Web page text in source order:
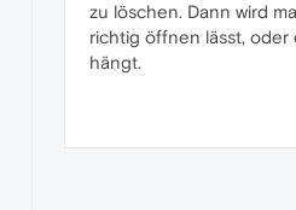
zu löschen. Dann wird
richtig öffnen lässt, oder
hängt.